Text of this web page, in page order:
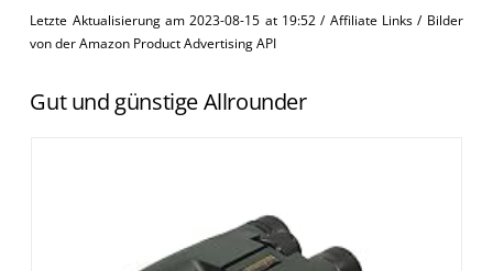
Letzte Aktualisierung am 2023-08-15 at 19:52 / Affiliate Links / Bilder
von der Amazon Product Advertising API
Gut und günstige Allrounder